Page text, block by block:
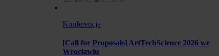
Konferencje
[Call for Proposals] ArtTechScience 2026 we
Wrocławiu